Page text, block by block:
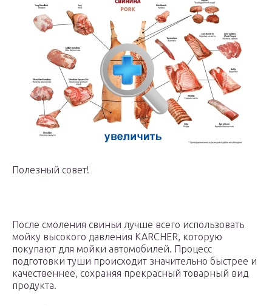
Полезный совет!
После смоления свиньи лучше всего использовать
мойку высокого давления KARCHER, которую
покупают для мойки автомобилей. Процесс
подготовки туши происходит значительно быстрее и
качественнее, сохраняя прекрасный товарный вид
продукта.